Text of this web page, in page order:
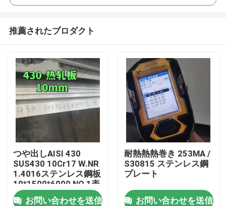
推薦されたプロダクト
つや出しAISI 430
SUS430 10Cr17 W.NR
1.4016ステンレス鋼板
10*1500*6000 NO.1表
面
お問い合わせを送信
耐熱熱熱巻き 253MA /
S30815 ステンレス鋼
プレート
お問い合わせを送信